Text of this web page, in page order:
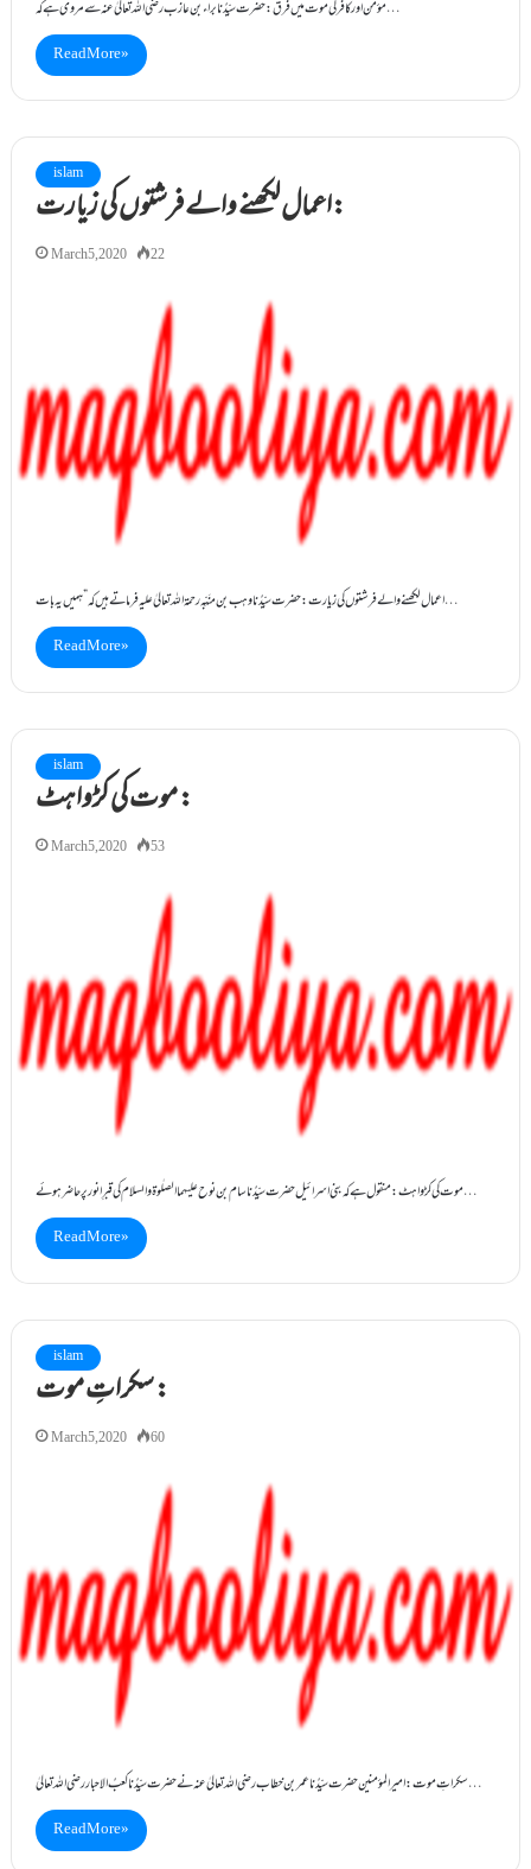
مؤمن اور کافر کی موت میں فرق: حضرت سیِّدُنا براء بن عازب رضی اللہ تعالیٰ عنہ سے مروی ہے کہ…
Read More »
islam
اعمال لکھنے والے فرشتوں کی زیارت:
March 5, 2020 22
اعمال لکھنے والے فرشتوں کی زیارت: حضرت سیِّدُنا وہب بن منَبِّہ رحمۃاللہ تعالیٰ علیہ فرماتے ہیں کہ” ہمیں یہ بات…
Read More »
islam
موت کی کڑواہٹ :
March 5, 2020 53
موت کی کڑواہٹ : منقول ہے کہ بنی اسرائیل حضرت سیِّدُناسام بن نوح علیہماالصلٰوۃ والسلام کی قبرِانور پر حاضر ہوئے…
Read More »
islam
سکراتِ موت :
March 5, 2020 60
سکراتِ موت : امیرالمؤمنین حضرت سیِّدُنا عمر بن خطاب رضی اللہ تعالیٰ عنہ نے حضرت سیِّدُناکعبُ الاحبار رضی اللہ تعالیٰ…
Read More »